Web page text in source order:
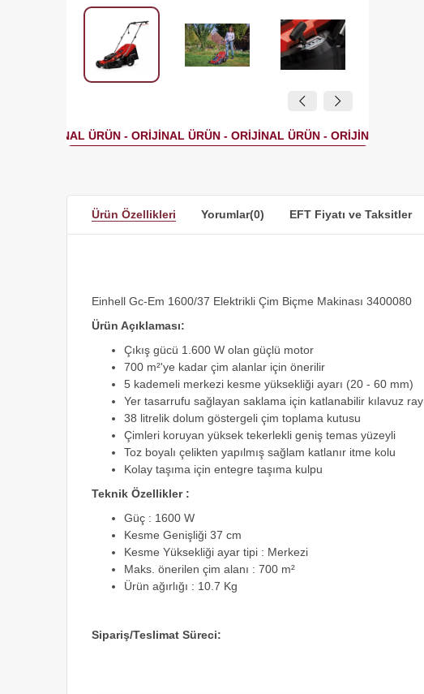
Ürün Özellikleri Yorumlar(0) EFT Fiyatı ve Taksitler
Einhell Gc-Em 1600/37 Elektrikli Çim Biçme Makinası 3400080
Ürün Açıklaması:
Çıkış gücü 1.600 W olan güçlü motor
700 m²'ye kadar çim alanlar için önerilir
5 kademeli merkezi kesme yüksekliği ayarı (20 - 60 mm)
Yer tasarrufu sağlayan saklama için katlanabilir kılavuz ray
38 litrelik dolum göstergeli çim toplama kutusu
Çimleri koruyan yüksek tekerlekli geniş temas yüzeyli
Toz boyalı çelikten yapılmış sağlam katlanır itme kolu
Kolay taşıma için entegre taşıma kulpu
Teknik Özellikler :
Güç : 1600 W
Kesme Genişliği 37 cm
Kesme Yüksekliği ayar tipi : Merkezi
Maks. önerilen çim alanı : 700 m²
Ürün ağırlığı : 10.7 Kg
Sipariş/Teslimat Süreci: